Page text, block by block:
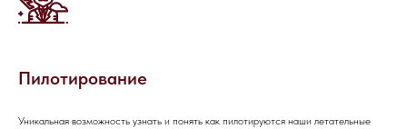
Пилотирование
Уникальная возможность узнать и понять как пилотируются наши летательные
НАПИШИТЕ НАМ В MAX